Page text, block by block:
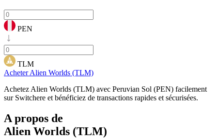
PEN
TLM
Acheter Alien Worlds (TLM)
Achetez Alien Worlds (TLM) avec Peruvian Sol (PEN) facilement
sur Switchere et bénéficiez de transactions rapides et sécurisées.
A propos de
Alien Worlds (TLM)